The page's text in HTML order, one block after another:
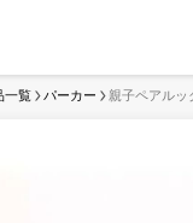
一覧 パーカー 親子ペアルッ